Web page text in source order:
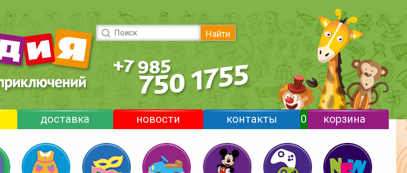
Найти
доставка новости контакты 0 корзина